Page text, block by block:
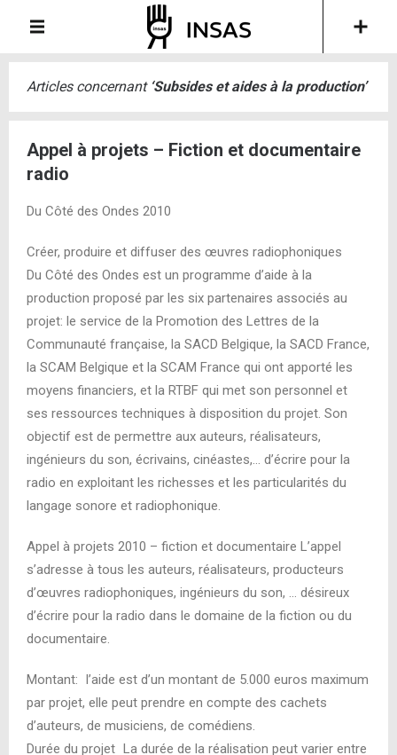
Articles concernant ‘Subsides et aides à la production’
Appel à projets – Fiction et documentaire
radio
Du Côté des Ondes 2010
Créer, produire et diffuser des œuvres radiophoniques
Du Côté des Ondes est un programme d’aide à la
production proposé par les six partenaires associés au
projet: le service de la Promotion des Lettres de la
Communauté française, la SACD Belgique, la SACD France,
la SCAM Belgique et la SCAM France qui ont apporté les
moyens financiers, et la RTBF qui met son personnel et
ses ressources techniques à disposition du projet. Son
objectif est de permettre aux auteurs, réalisateurs,
ingénieurs du son, écrivains, cinéastes,… d’écrire pour la
radio en exploitant les richesses et les particularités du
langage sonore et radiophonique.
Appel à projets 2010 – fiction et documentaire L’appel
s’adresse à tous les auteurs, réalisateurs, producteurs
d’œuvres radiophoniques, ingénieurs du son, … désireux
d’écrire pour la radio dans le domaine de la fiction ou du
documentaire.
Montant: l’aide est d’un montant de 5.000 euros maximum
par projet, elle peut prendre en compte des cachets
d’auteurs, de musiciens, de comédiens.
Durée du projet La durée de la réalisation peut varier entre